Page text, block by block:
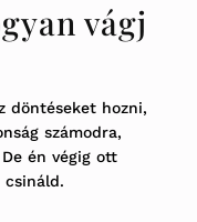
vágj
döntéseket hozni,
számodra,
én végig ott
csináld.